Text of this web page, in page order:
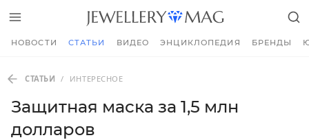
НОВОСТИ СТАТЬИ ВИДЕО ЭНЦИКЛОПЕДИЯ БРЕНДЫ
СТАТЬИ / ИНТЕРЕСНОЕ
Защитная маска за 1,5 млн
долларов